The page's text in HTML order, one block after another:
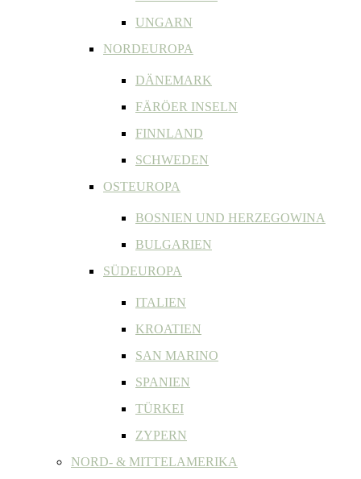
UNGARN
NORDEUROPA
DÄNEMARK
FÄRÖER INSELN
FINNLAND
SCHWEDEN
OSTEUROPA
BOSNIEN UND HERZEGOWINA
BULGARIEN
SÜDEUROPA
ITALIEN
KROATIEN
SAN MARINO
SPANIEN
TÜRKEI
ZYPERN
NORD- & MITTELAMERIKA